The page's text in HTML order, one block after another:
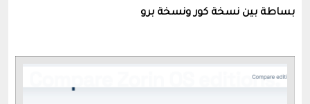
بساطة بين نسخة كور ونسخة برو